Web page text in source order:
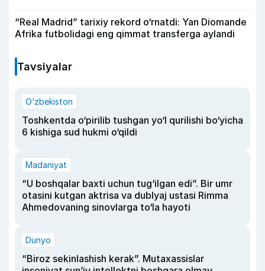
“Real Madrid” tarixiy rekord o‘rnatdi: Yan Diomande
Afrika futbolidagi eng qimmat transferga aylandi
Tavsiyalar
O‘zbekiston
Toshkentda o‘pirilib tushgan yo‘l qurilishi bo‘yicha
6 kishiga sud hukmi o‘qildi
Madaniyat
“U boshqalar baxti uchun tug‘ilgan edi”. Bir umr
otasini kutgan aktrisa va dublyaj ustasi Rimma
Ahmedovaning sinovlarga to‘la hayoti
Dunyo
“Biroz sekinlashish kerak”. Mutaxassislar